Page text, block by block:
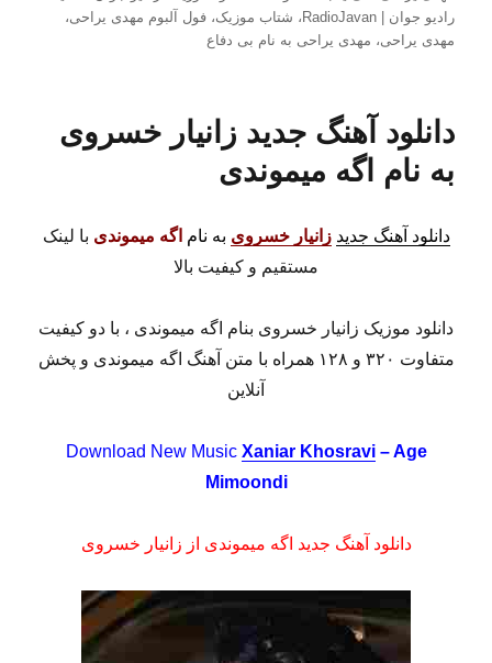
رادیو جوان | RadioJavan
، شتاب موزیک،فول آلبوم مهدی یراحی،
مهدی یراحی، مهدی یراحی به نام بی دفاع
دانلود آهنگ جدید زانیار خسروی
به نام اگه میموندی
دانلود آهنگ جدید زانیار خسروی به نام اگه میموندی با لینک
مستقیم و کیفیت بالا
دانلود موزیک زانیار خسروی بنام اگه میموندی ، با دو کیفیت
متفاوت ۳۲۰ و ۱۲۸ همراه با متن آهنگ اگه میموندی و پخش
آنلاین
Download New Music Xaniar Khosravi– Age
Mimoondi
دانلود آهنگ جدید اگه میموندی از زانیار خسروی